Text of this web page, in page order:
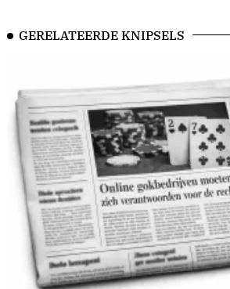
GERELATEERDE KNIPSELS